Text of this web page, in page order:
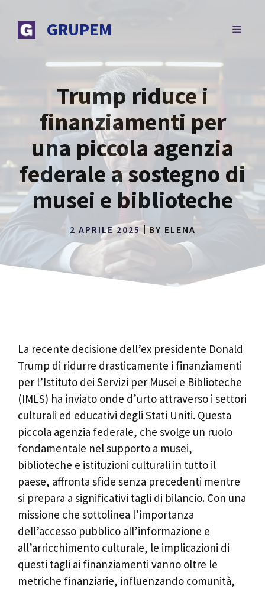
contenuto
GRUPEM MENU
Trump riduce i
finanziamenti per
una piccola agenzia
federale a sostegno di
musei e biblioteche
2 APRILE 2025 BY ELENA
La recente decisione dell’ex presidente Donald
Trump di ridurre drasticamente i finanziamenti
per l’Istituto dei Servizi per Musei e Biblioteche
(IMLS) ha inviato onde d’urto attraverso i settori
culturali ed educativi degli Stati Uniti. Questa
piccola agenzia federale, che svolge un ruolo
fondamentale nel supporto a musei,
biblioteche e istituzioni culturali in tutto il
paese, affronta sfide senza precedenti mentre
si prepara a significativi tagli di bilancio. Con una
missione che sottolinea l’importanza
dell’accesso pubblico all’informazione e
all’arricchimento culturale, le implicazioni di
questi tagli ai finanziamenti vanno oltre le
metriche finanziarie, influenzando comunità,